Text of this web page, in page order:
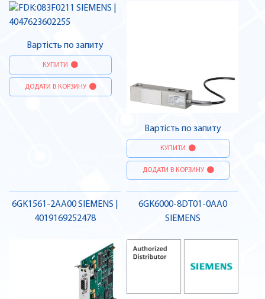
Вартість по запиту
КУПИТИ
ДОДАТИ В КОРЗИНУ
Вартість по запиту
КУПИТИ
ДОДАТИ В КОРЗИНУ
6GK1561-2AA00 SIEMENS |
4019169252478
6GK6000-8DT01-0AA0
SIEMENS